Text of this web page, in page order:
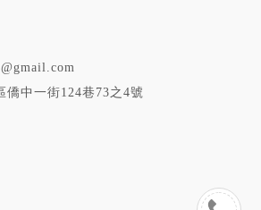
僑中一街124巷73之4號